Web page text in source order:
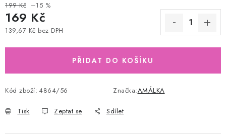
199 Kč –15 %
169 Kč
139,67 Kč bez DPH
PŘIDAT DO KOŠÍKU
Kód zboží: 4864/56 Značka:AMÁLKA
Tisk Zeptat se Sdílet